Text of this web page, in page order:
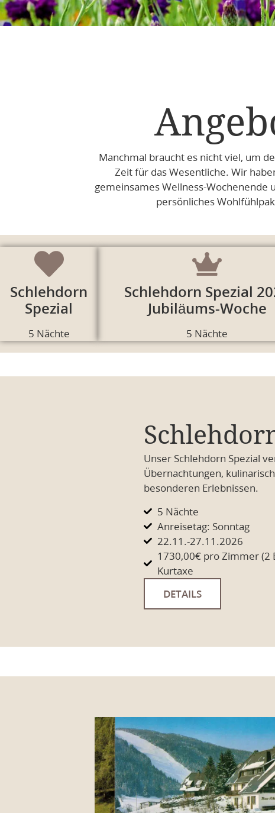
Manchmal braucht es nicht viel, um
Zeit für das Wesentliche. Wir
gemeinsames Wellness-
persönliches
Schlehdorn
Spezial
5 Nächte
Schlehdorn Spezial
Jubiläums-Woche
5 Nächte
Unser Schlehdorn Spezial
Übernachtungen,
besonderen Erlebnissen.
5 Nächte
Anreisetag: Sonntag
22.11.-27.11.2026
1730,00€ pro Zimmer (2
Kurtaxe
DETAILS